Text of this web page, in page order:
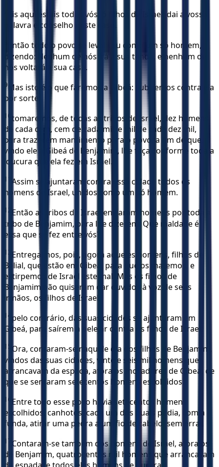
Eis aqui estais todos vós, ó filhos de Israel; dai a vossa
palavra e conselho neste caso.
Então todo o povo se levantou como um só homem,
dizendo: Nenhum de nós irá à sua tenda, e nenhum de
nós voltará a sua casa.
9
Mas isto é o que faremos a Gibeá: subiremos contra ela
por sorte;
10 tomaremos, de todas as tribos de Israel, dez homens
de cada cem, cem de cada mil, e mil de cada dez mil,
para trazerem mantimento para o povo, a fim de que,
vindo ele a Gibeá de Benjamim, lhe faça conforme toda a
loucura que ela fez em Israel.
11
Assim se ajuntaram contra essa cidade todos os
homens de Israel, unidos como um só homem.
12 Então as tribos de Israel enviaram homens por toda a
tribo de Benjamim, para lhe dizerem: Que maldade é
essa que se fez entre vós?
13 Entregai-nos, pois, agora aqueles homens, filhos de
Belial, que estão em Gibeá, para que os matemos, e
extirpemos de Israel este mal. Mas os filhos de
Benjamim não quiseram dar ouvidos à voz de seus
irmãos, os filhos de Israel;
14 pelo contrário, das suas cidades se ajuntaram em
Gibeá, para saírem a pelejar contra os filhos de Israel:
15 Ora, contaram-se naquele dia dos filhos de Benjamim,
vindos das suas cidades, vinte e seis mil homens que
arrancavam da espada, afora os moradores de Gibeá, de
que se sentaram setecentos homens escolhidos.
16 Entre todo esse povo havia setecentos homens
escolhidos, canhotos, cada um dos quais podia, com a
funda, atirar uma pedra a um fio de cabelo, sem errar.
17 Contaram-se também dos homens de Israel, afora os
de Benjamim, quatrocentos mil homens que arrancavam